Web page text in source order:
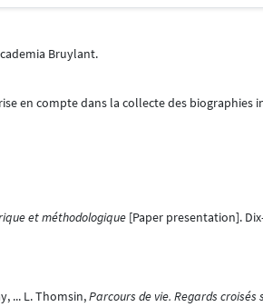
Bruylant.
en compte dans la collecte des biographies
et méthodologique[Paper presentation].
... L. Thomsin,Parcours de vie. Regards